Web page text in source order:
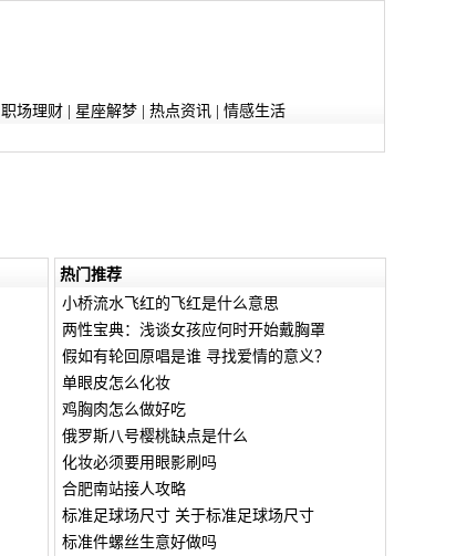
职场理财| 星座解梦| 热点资讯| 情感生活
热门推荐
小桥流水飞红的飞红是什么意思
两性宝典：浅谈女孩应何时开始戴胸罩
假如有轮回原唱是谁 寻找爱情的意义？
单眼皮怎么化妆
鸡胸肉怎么做好吃
俄罗斯八号樱桃缺点是什么
化妆必须要用眼影刷吗
合肥南站接人攻略
标准足球场尺寸 关于标准足球场尺寸
标准件螺丝生意好做吗